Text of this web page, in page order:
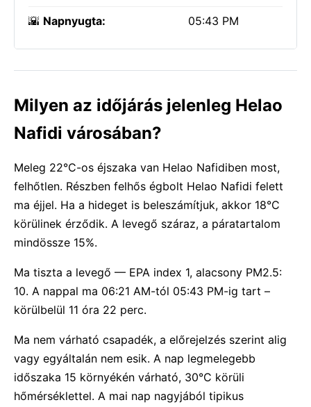
🌇 Napnyugta: 05:43 PM
Milyen az időjárás jelenleg Helao
Nafidi városában?
Meleg 22°C-os éjszaka van Helao Nafidiben most,
felhőtlen. Részben felhős égbolt Helao Nafidi felett
ma éjjel. Ha a hideget is beleszámítjuk, akkor 18°C
körülinek érződik. A levegő száraz, a páratartalom
mindössze 15%.
Ma tiszta a levegő — EPA index 1, alacsony PM2.5:
10. A nappal ma 06:21 AM-tól 05:43 PM-ig tart –
körülbelül 11 óra 22 perc.
Ma nem várható csapadék, a előrejelzés szerint alig
vagy egyáltalán nem esik. A nap legmelegebb
időszaka 15 környékén várható, 30°C körüli
hőmérséklettel. A mai nap nagyjából tipikus